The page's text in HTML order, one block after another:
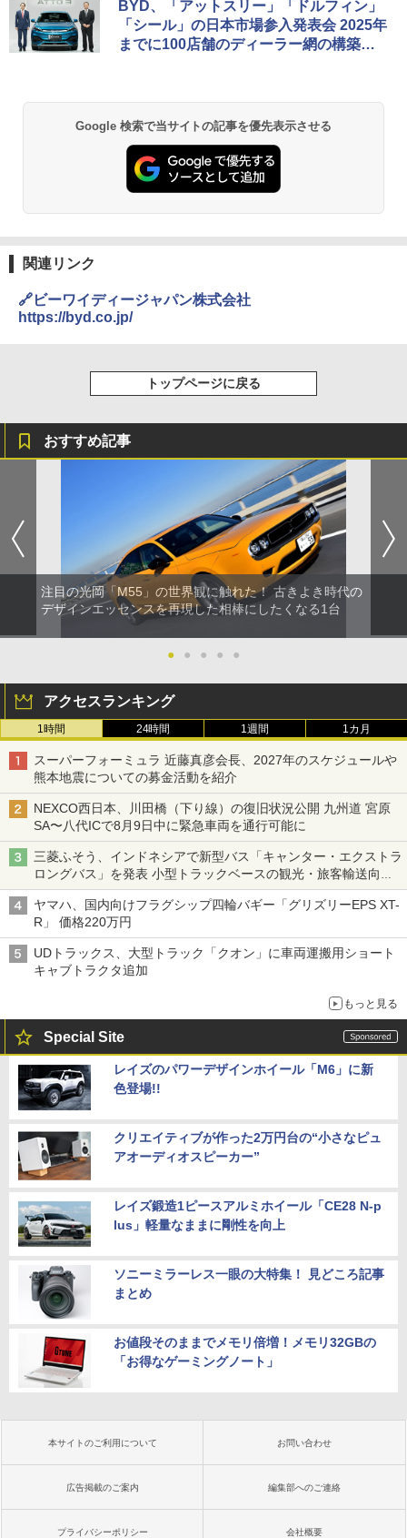
BYD、「アットスリー」「ドルフィン」
「シール」の日本市場参入発表会 2025年
までに100店舗のディーラー網の構築を
Google 検索で当サイトの記事を優先表示させる
関連リンク
🔗ビーワイディージャパン株式会社
https://byd.co.jp/
トップページに戻る
おすすめ記事
注目の光岡「M55」の世界観に触れた！ 古きよき時代の
デザインエッセンスを再現した相棒にしたくなる1台
● ● ● ● ●
アクセスランキング
1時間 24時間 1週間 1カ月
スーパーフォーミュラ 近藤真彦会長、2027年のスケジュールや
熊本地震についての募金活動を紹介
NEXCO西日本、川田橋（下り線）の復旧状況公開 九州道 宮原
SA〜八代ICで8月9日中に緊急車両を通行可能に
三菱ふそう、インドネシアで新型バス「キャンター・エクストラ
ロングバス」を発表 小型トラックベースの観光・旅客輸送向け
バス
ヤマハ、国内向けフラグシップ四輪バギー「グリズリーEPS XT-
R」 価格220万円
UDトラックス、大型トラック「クオン」に車両運搬用ショート
キャブトラクタ追加
もっと見る
Special Site
レイズのパワーデザインホイール「M6」に新
色登場!!
クリエイティブが作った2万円台の“小さなピュ
アオーディオスピーカー”
レイズ鍛造1ピースアルミホイール「CE28 N-p
lus」軽量なままに剛性を向上
ソニーミラーレス一眼の大特集！ 見どころ記事
まとめ
お値段そのままでメモリ倍増！メモリ32GBの
「お得なゲーミングノート」
本サイトのご利用について お問い合わせ
広告掲載のご案内 編集部へのご連絡
プライバシーポリシー 会社概要